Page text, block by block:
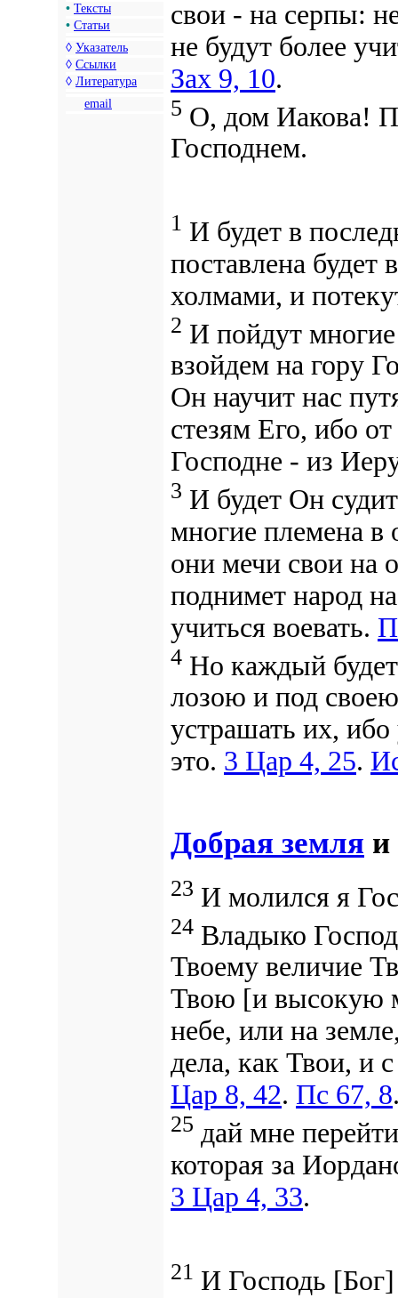
• Тексты
• Статьи
◊ Указатель
◊ Ссылки
◊ Литература
email
свои - на серпы:
не будут более
Зах 9, 10.
5 О, дом Иакова!
Господнем.
1 И будет в
поставлена будет
холмами, и
2 И пойдут
взойдем на гору
Он научит нас
стезям Его, ибо
Господне - из
3 И будет Он
многие племена в
они мечи свои на
поднимет народ
учиться воевать.
4 Но каждый
лозою и под
устрашать их,
это. 3 Цар 4, 25.
Добрая земля и
23 И молился я
24 Владыко
Твоему величие
Твою [и высокую
небе, или на
дела, как Твои, и
Цар 8, 42. Пс 67, 8
25 дай мне
которая за
3 Цар 4, 33.
21 И Господь [Бог]